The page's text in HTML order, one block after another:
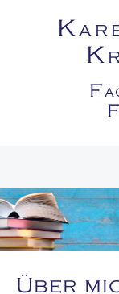
KANZLEI
MEDIATION
PROFIL
Über